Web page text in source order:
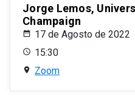
Jorge Lemos,
Champaign
17 de Agosto de 2022
15:30
Zoom